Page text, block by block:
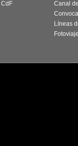
CdF
Canal
Líneas